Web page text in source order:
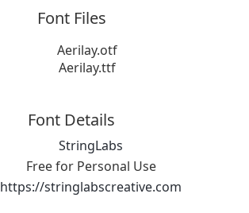
Font Files
Aerilay.otf
Aerilay.ttf
Font Details
StringLabs
Free for Personal Use
https://stringlabscreative.com